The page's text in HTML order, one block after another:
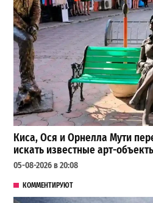
Киса, Ося и Орнелла Мути
искать известные арт-
05-08-2026 в 20:08
КОММЕНТИРУЮТ